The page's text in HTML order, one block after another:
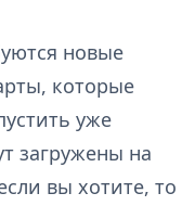
новые
которые
уже
загружены на
вы хотите, то